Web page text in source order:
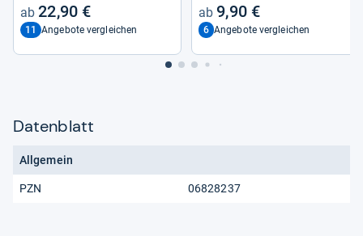
22,90 €
11 Angebote vergleichen
9,90 €
6 Angebote vergleichen
Datenblatt
Allgemein
PZN 06828237